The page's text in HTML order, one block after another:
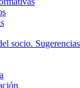
socio. Sugerencias